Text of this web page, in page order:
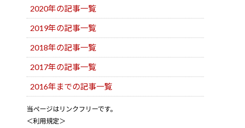
2020年の記事一覧
2019年の記事一覧
2018年の記事一覧
2017年の記事一覧
2016年までの記事一覧
当ページはリンクフリーです。
＜利用規定＞